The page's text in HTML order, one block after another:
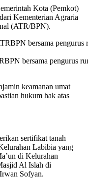
Kota (Pemkot)
Kementerian Agraria
(ATR/BPN).
bersama pengurus
keamanan umat
hukum hak atas
sertifikat tanah
Labibia yang
di Kelurahan
Al Islah di
Sofyan.